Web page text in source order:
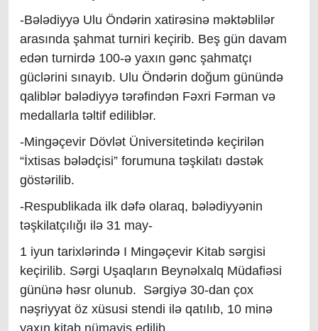
-Bələdiyyə Ulu Öndərin xatirəsinə məktəblilər
arasında şahmat turniri keçirib. Beş gün davam
edən turnirdə 100-ə yaxın gənc şahmatçı
güclərini sınayıb. Ulu Öndərin doğum günündə
qaliblər bələdiyyə tərəfindən Fəxri Fərman və
medallarla təltif ediliblər.
-Mingəçevir Dövlət Üniversitetində keçirilən
“İxtisas bələdçisi” forumuna təşkilatı dəstək
göstərilib.
-Respublikada ilk dəfə olaraq, bələdiyyənin
təşkilatçılığı ilə 31 may-
1 iyun tarixlərində I Mingəçevir Kitab sərgisi
keçirilib. Sərgi Uşaqların Beynəlxalq Müdafiəsi
gününə həsr olunub. Sərgiyə 30-dan çox
nəşriyyat öz xüsusi stendi ilə qatılıb, 10 minə
yaxın kitab nümayiş edilib.